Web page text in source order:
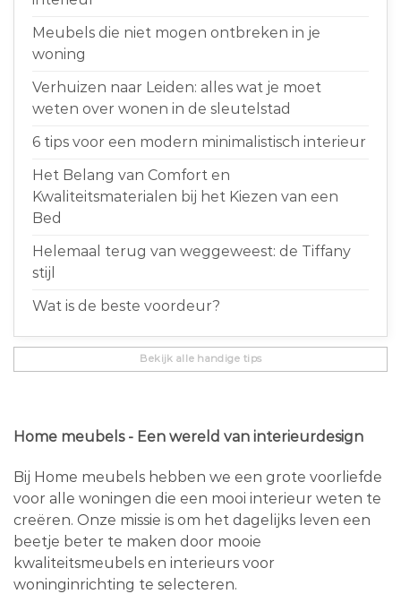
Meubels die niet mogen ontbreken in je
woning
Verhuizen naar Leiden: alles wat je moet
weten over wonen in de sleutelstad
6 tips voor een modern minimalistisch interieur
Het Belang van Comfort en
Kwaliteitsmaterialen bij het Kiezen van een
Bed
Helemaal terug van weggeweest: de Tiffany
stijl
Wat is de beste voordeur?
Bekijk alle handige tips
Home meubels - Een wereld van interieurdesign
Bij Home meubels hebben we een grote voorliefde
voor alle woningen die een mooi interieur weten te
creëren. Onze missie is om het dagelijks leven een
beetje beter te maken door mooie
kwaliteitsmeubels en interieurs voor
woninginrichting te selecteren.